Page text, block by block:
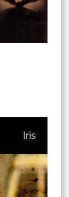
Iris